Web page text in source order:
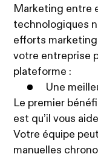
Marketing entre
technologiques
efforts
votre entreprise
plateforme :
Une
Le premier
est qu’il vous
Votre équipe
manuelles